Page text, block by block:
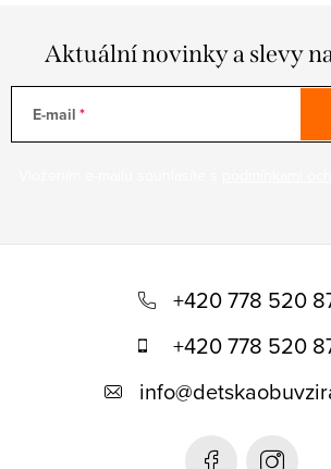
Aktuální novinky a slevy
E-mail
+420 778 520
+420 778 520
info@